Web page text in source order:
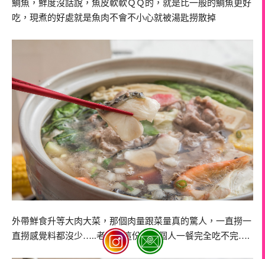
鯛魚，鮮度沒話說，魚皮軟軟ＱＱ的，就是比一般的鯛魚更好
吃，現煮的好處就是魚肉不會不小心就被湯匙撈散掉
外帶鮮食升等大肉大菜，那個肉量跟菜量真的驚人，一直撈一
直撈感覺料都沒少…..老實說這份量兩個人一餐完全吃不完….